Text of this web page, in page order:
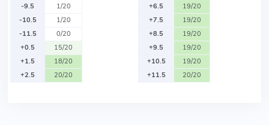
-9.5
1/20
-10.5
1/20
-11.5
0/20
+0.5
15/20
+1.5
18/20
+2.5
20/20
+6.5
19/20
+7.5
19/20
+8.5
19/20
+9.5
19/20
+10.5
19/20
+11.5
20/20